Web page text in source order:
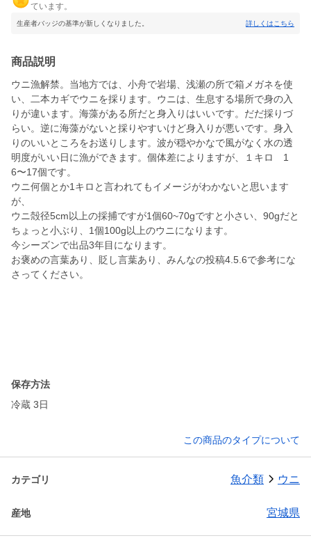
ています。
生産者バッジの基準が新しくなりました。 詳しくはこちら
商品説明
ウニ漁解禁。当地方では、小舟で岩場、浅瀬の所で箱メガネを使
い、二本カギでウニを採ります。ウニは、生息する場所で身の入
りが違います。海藻がある所だと身入りはいいです。だだ採りづ
らい。逆に海藻がないと採りやすいけど身入りが悪いです。身入
りのいいところをお送りします。波が穏やかなで風がなく水の透
明度がいい日に漁ができます。個体差によりますが、１キロ 1
6〜17個です。
ウニ何個とか1キロと言われてもイメージがわかないと思います
が、
ウニ殻径5cm以上の採捕ですが1個60~70gですと小さい、90gだと
ちょっと小ぶり、1個100g以上のウニになります。
今シーズンで出品3年目になります。
お褒めの言葉あり、貶し言葉あり、みんなの投稿4.5.6で参考にな
さってください。
保存方法
冷蔵 3日
この商品のタイプについて
カテゴリ 魚介類 ウニ
産地 宮城県